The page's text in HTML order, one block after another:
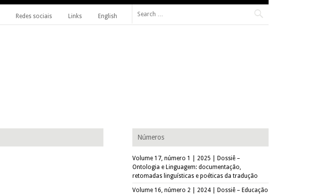
Redes sociais Links English
Números
Volume 17, número 1 | 2025 | Dossiê –
Ontologia e Linguagem: documentação,
retomadas linguísticas e poéticas da tradução
Volume 16, número 2 | 2024 | Dossiê – Educação